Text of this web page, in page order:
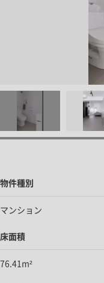
物件種別
マンション
床面積
76.41m²